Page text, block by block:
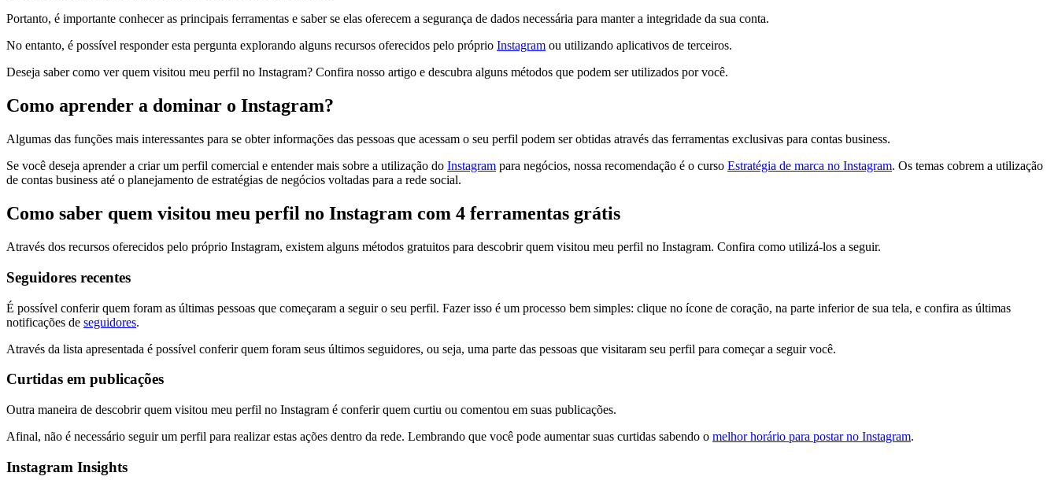
Portanto, é importante conhecer as principais ferramentas e saber se elas oferecem a segurança de dados necessária para manter a integridade da sua conta.
No entanto, é possível responder esta pergunta explorando alguns recursos oferecidos pelo próprio Instagram ou utilizando aplicativos de terceiros.
Deseja saber como ver quem visitou meu perfil no Instagram? Confira nosso artigo e descubra alguns métodos que podem ser utilizados por você.
Como aprender a dominar o Instagram?
Algumas das funções mais interessantes para se obter informações das pessoas que acessam o seu perfil podem ser obtidas através das ferramentas exclusivas para contas business.
Se você deseja aprender a criar um perfil comercial e entender mais sobre a utilização do Instagram para negócios, nossa recomendação é o curso Estratégia de marca no Instagram. Os temas cobrem a utilização
de contas business até o planejamento de estratégias de negócios voltadas para a rede social.
Como saber quem visitou meu perfil no Instagram com 4 ferramentas grátis
Através dos recursos oferecidos pelo próprio Instagram, existem alguns métodos gratuitos para descobrir quem visitou meu perfil no Instagram. Confira como utilizá-los a seguir.
Seguidores recentes
É possível conferir quem foram as últimas pessoas que começaram a seguir o seu perfil. Fazer isso é um processo bem simples: clique no ícone de coração, na parte inferior de sua tela, e confira as últimas
notificações de seguidores.
Através da lista apresentada é possível conferir quem foram seus últimos seguidores, ou seja, uma parte das pessoas que visitaram seu perfil para começar a seguir você.
Curtidas em publicações
Outra maneira de descobrir quem visitou meu perfil no Instagram é conferir quem curtiu ou comentou em suas publicações.
Afinal, não é necessário seguir um perfil para realizar estas ações dentro da rede. Lembrando que você pode aumentar suas curtidas sabendo o melhor horário para postar no Instagram.
Instagram Insights